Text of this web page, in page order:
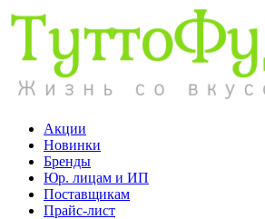
Акции
Новинки
Бренды
Юр. лицам и ИП
Поставщикам
Прайс-лист